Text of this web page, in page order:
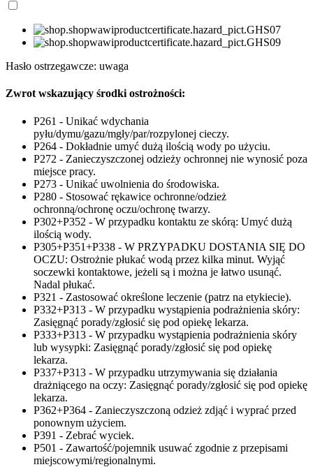
Hasło ostrzegawcze: uwaga
Zwrot wskazujący środki ostrożności:
P261 - Unikać wdychania
pyłu/dymu/gazu/mgły/par/rozpylonej cieczy.
P264 - Dokładnie umyć dużą ilością wody po użyciu.
P272 - Zanieczyszczonej odzieży ochronnej nie wynosić poza
miejsce pracy.
P273 - Unikać uwolnienia do środowiska.
P280 - Stosować rękawice ochronne/odzież
ochronną/ochronę oczu/ochronę twarzy.
P302+P352 - W przypadku kontaktu ze skórą: Umyć dużą
ilością wody.
P305+P351+P338 - W PRZYPADKU DOSTANIA SIĘ DO
OCZU: Ostrożnie płukać wodą przez kilka minut. Wyjąć
soczewki kontaktowe, jeżeli są i można je łatwo usunąć.
Nadal płukać.
P321 - Zastosować określone leczenie (patrz na etykiecie).
P332+P313 - W przypadku wystąpienia podrażnienia skóry:
Zasięgnąć porady/zgłosić się pod opiekę lekarza.
P333+P313 - W przypadku wystąpienia podrażnienia skóry
lub wysypki: Zasięgnąć porady/zgłosić się pod opiekę
lekarza.
P337+P313 - W przypadku utrzymywania się działania
drażniącego na oczy: Zasięgnąć porady/zgłosić się pod opiekę
lekarza.
P362+P364 - Zanieczyszczoną odzież zdjąć i wyprać przed
ponownym użyciem.
P391 - Zebrać wyciek.
P501 - Zawartość/pojemnik usuwać zgodnie z przepisami
miejscowymi/regionalnymi.